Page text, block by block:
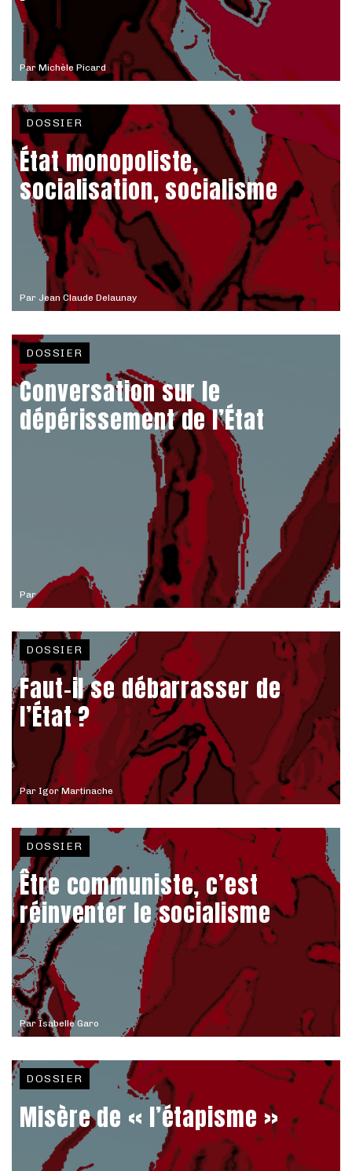
ParMichèle Picard
Par Jean Claude Delaunay
DOSSIER
État monopoliste,
socialisation, socialisme
Par
DOSSIER
Conversation sur le
dépérissement de l’État
Par Igor Martinache
DOSSIER
Faut-il se débarrasser de
l’État ?
Par Isabelle Garo
DOSSIER
Être communiste, c’est
réinventer le socialisme
DOSSIER
Misère de « l’étapisme »